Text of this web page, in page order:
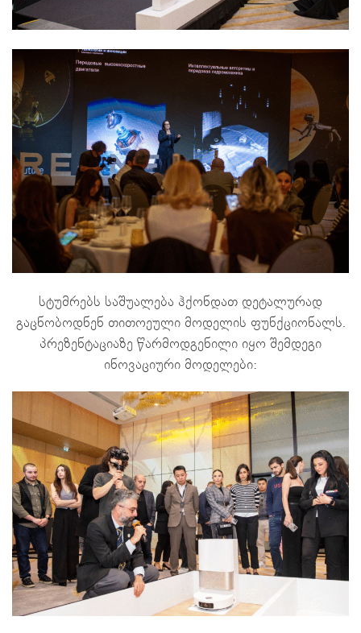
სტუმრებს საშუალება ჰქონდათ დეტალურად
გაცნობოდნენ თითოეული მოდელის ფუნქციონალს.
პრეზენტაციაზე წარმოდგენილი იყო შემდეგი
ინოვაციური მოდელები: